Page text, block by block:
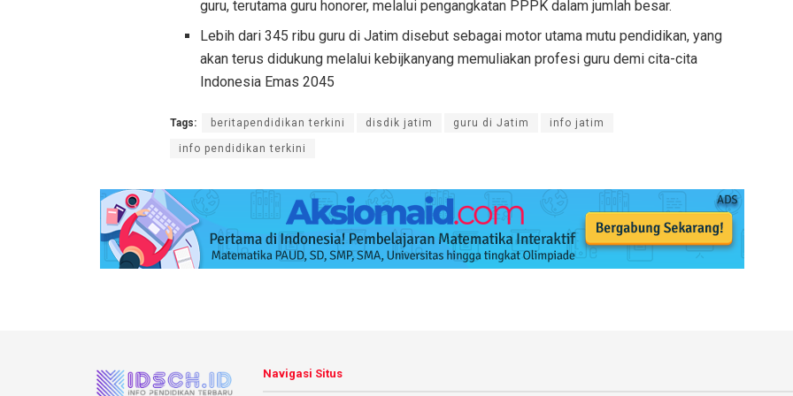
guru, terutama guru honorer, melalui pengangkatan PPPK dalam jumlah besar.
Lebih dari 345 ribu guru di Jatim disebut sebagai motor utama mutu pendidikan, yang
akan terus didukung melalui kebijkanyang memuliakan profesi guru demi cita-cita
Indonesia Emas 2045
Tags: beritapendidikan terkini disdik jatim guru di Jatim info jatim
info pendidikan terkini
Navigasi Situs